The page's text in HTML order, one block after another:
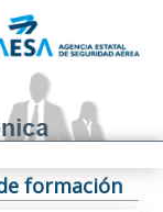
formación